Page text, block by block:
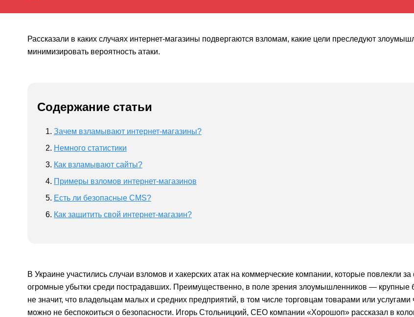
Рассказали в каких случаях интернет-магазины подвергаются взломам, какие цели преследуют
минимизировать вероятность атаки.
Содержание статьи
Зачем взламывают интернет-магазины?
Немного статистики
Как взламывают сайты?
Примеры взломов интернет-магазинов
Есть ли безопасные CMS?
Как защитить свой интернет-магазин?
В Украине участились случаи взломов и хакерских атак на коммерческие компании, которые повлекли за
огромные убытки среди пострадавших. Преимущественно, в поле зрения злоумышленников — крупные
не значит, что владельцам малых и средних предприятий, в том числе торговцам товарами или услугами
можно не беспокоиться о безопасности. Игорь Стольницкий, СЕО компании «Хорошоп» рассказал в